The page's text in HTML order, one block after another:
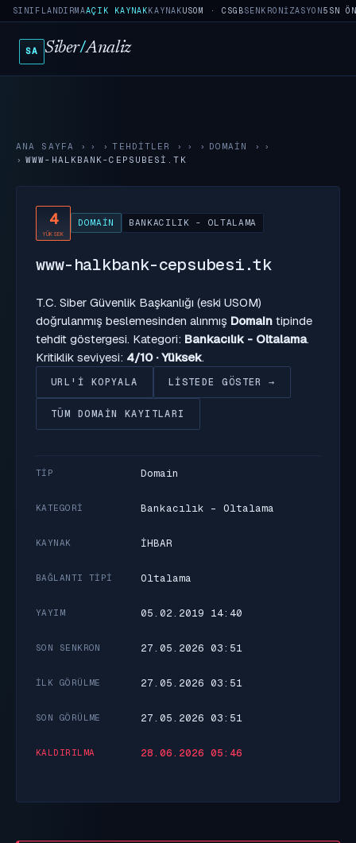
SINIFLANDIRMAAÇIK KAYNAKKAYNAKUSOM · CSGBSENKRONIZASYON5SN
SA Siber/Analiz
ANA SAYFA › TEHDITLER › DOMAIN
›
WWW-HALKBANK-CEPSUBESI.TK
4
YÜKSEK
DOMAIN BANKACILIK - OLTALAMA
www-halkbank-cepsubesi.tk
T.C. Siber Güvenlik Başkanlığı (eski USOM)
doğrulanmış beslemesinden alınmış Domain tipinde
tehdit göstergesi. Kategori: Bankacılık - Oltalama.
Kritiklik seviyesi: 4/10 · Yüksek.
URL'I KOPYALA LISTEDE GÖSTER →
TÜM DOMAIN KAYITLARI
TIP Domain
KATEGORI Bankacılık - Oltalama
KAYNAK İHBAR
BAĞLANTI TIPI Oltalama
YAYIM 05.02.2019 14:40
SON SENKRON 27.05.2026 03:51
İLK GÖRÜLME 27.05.2026 03:51
SON GÖRÜLME 27.05.2026 03:51
KALDIRILMA 28.06.2026 05:46